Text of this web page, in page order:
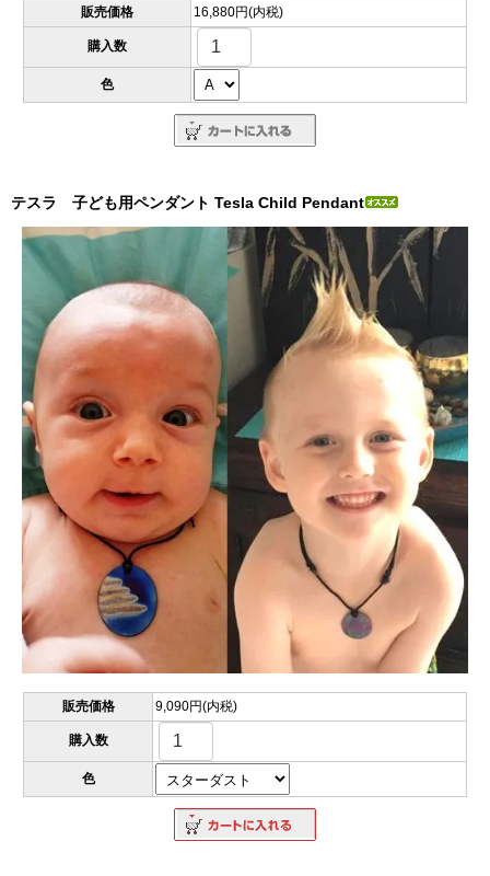
販売価格 16,880円(内税)
購入数
色
テスラ 子ども用ペンダント Tesla Child Pendant
販売価格 9,090円(内税)
購入数
色